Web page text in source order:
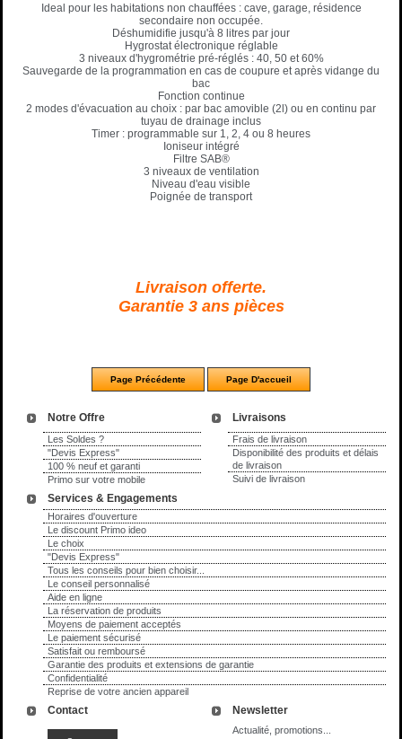
Notre Offre
Les Soldes ?
"Devis Express"
100 % neuf et garanti
Primo sur votre mobile
Livraisons
Frais de livraison
Disponibilité des produits et délais
de livraison
Suivi de livraison
Services & Engagements
Horaires d'ouverture
Le discount Primo ideo
Le choix
"Devis Express"
Tous les conseils pour bien choisir...
Le conseil personnalisé
Aide en ligne
La réservation de produits
Moyens de paiement acceptés
Le paiement sécurisé
Satisfait ou remboursé
Garantie des produits et extensions de garantie
Confidentialité
Reprise de votre ancien appareil
Contact Newsletter
Actualité, promotions...
Ideal pour les habitations non chauffées : cave, garage, résidence
secondaire non occupée.
Déshumidifie jusqu'à 8 litres par jour
Hygrostat électronique réglable
3 niveaux d'hygrométrie pré-réglés : 40, 50 et 60%
Sauvegarde de la programmation en cas de coupure et après vidange du
bac
Fonction continue
2 modes d'évacuation au choix : par bac amovible (2l) ou en continu par
tuyau de drainage inclus
Timer : programmable sur 1, 2, 4 ou 8 heures
Ioniseur intégré
Filtre SAB®
3 niveaux de ventilation
Niveau d'eau visible
Poignée de transport
Livraison offerte.
Garantie 3 ans pièces